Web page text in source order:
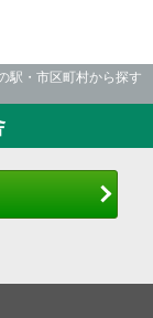
駅・市区町村から探す